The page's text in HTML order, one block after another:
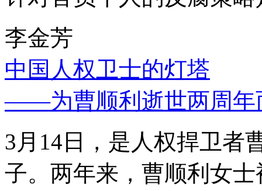
李金芳
中国人权卫士的灯塔
——为曹顺利逝世两周年
3月14日，是人权捍卫者
子。两年来，曹顺利女